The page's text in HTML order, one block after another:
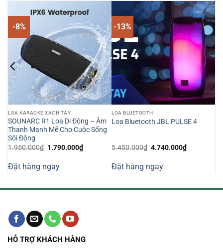
-8%
LOA KARAOKE XÁCH TAY
SOUNARC R1 Loa Di Động – Âm
Thanh Mạnh Mẽ Cho Cuộc Sống
Sôi Động
1.950.000₫ Giá
1.950.000₫.
1.790.000₫Giá
hiện
1.790.000₫.
Đặt hàng ngay
-13%
LOA BLUETOOTH
Loa Bluetooth JBL PULSE 4
5.450.000₫ Giá
5.450.000₫.
4.740.000₫Giá
hiện
Đặt hàng ngay
HỖ TRỢ KHÁCH HÀNG